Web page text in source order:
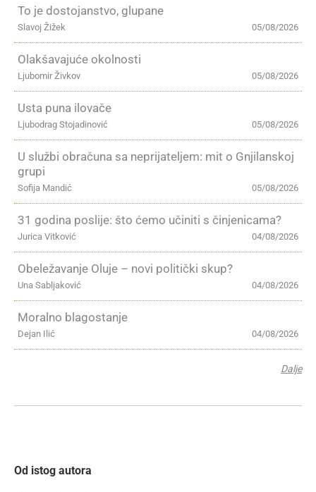
To je dostojanstvo, glupane
05/08/2026
Slavoj Žižek
Olakšavajuće okolnosti
05/08/2026
Ljubomir Živkov
Usta puna ilovače
05/08/2026
Ljubodrag Stojadinović
U službi obračuna sa neprijateljem: mit o Gnjilanskoj
grupi
05/08/2026
Sofija Mandić
31 godina poslije: što ćemo učiniti s činjenicama?
04/08/2026
Jurica Vitković
Obeležavanje Oluje – novi politički skup?
04/08/2026
Una Sabljaković
Moralno blagostanje
04/08/2026
Dejan Ilić
Dalje
Od istog autora